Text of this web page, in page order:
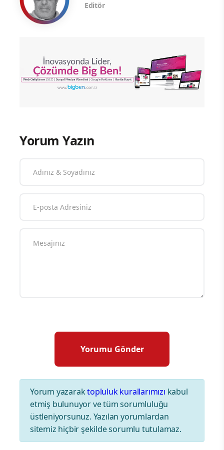
Editör
Yorum Yazın
Yorum yazaraktopluluk kurallarımızı kabul
etmiş bulunuyor ve tüm sorumluluğu
üstleniyorsunuz. Yazılan yorumlardan
sitemiz hiçbir şekilde sorumlu tutulamaz.